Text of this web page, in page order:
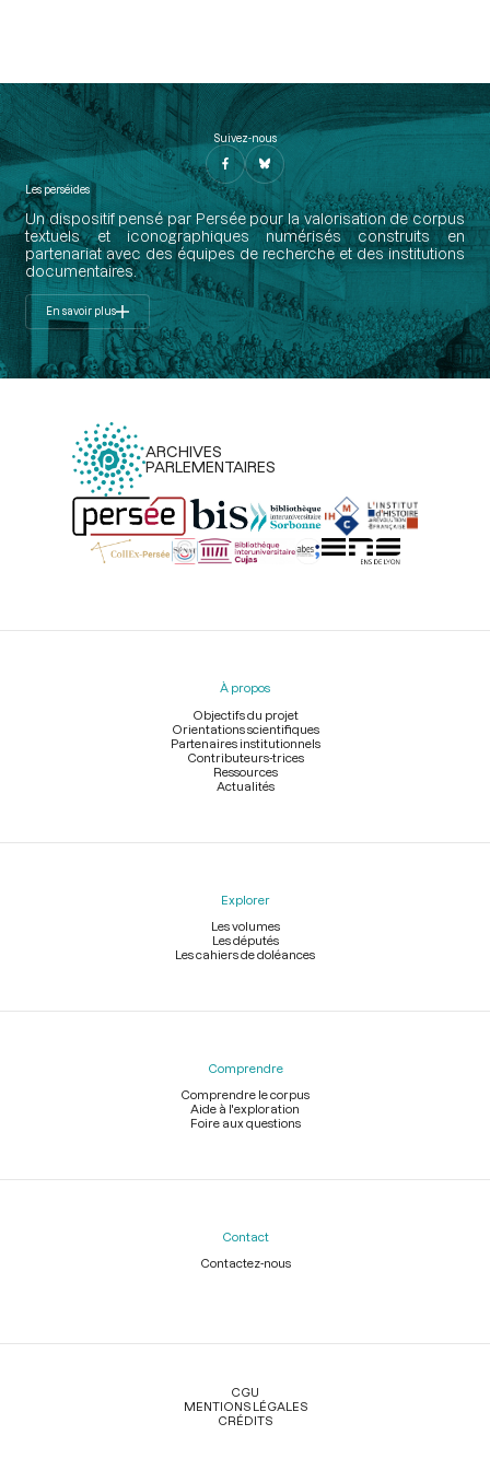
Suivez-nous
Les perséides
Un dispositif pensé par Persée pour la valorisation de corpus
textuels et iconographiques numérisés construits en
partenariat avec des équipes de recherche et des institutions
documentaires.
En savoir plus
ARCHIVES
PARLEMENTAIRES
Menu
À propos
Objectifs du projet
Orientations scientifiques
Partenaires institutionnels
Contributeurs-trices
Ressources
Actualités
Explorer
Les volumes
Les députés
Les cahiers de doléances
Comprendre
Comprendre le corpus
Aide à l'exploration
Foire aux questions
Contact
Contactez-nous
Légal
CGU
MENTIONS LÉGALES
CRÉDITS